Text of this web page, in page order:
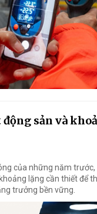
sản và
của những năm
lặng cần thiết để
trưởng bền vững.